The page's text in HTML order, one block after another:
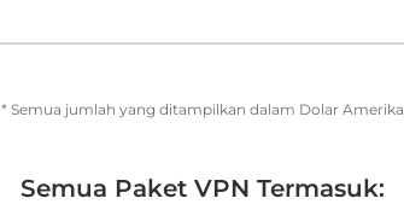
* Semua jumlah yang ditampilkan dalam Dolar Amerika
Semua Paket VPN Termasuk: